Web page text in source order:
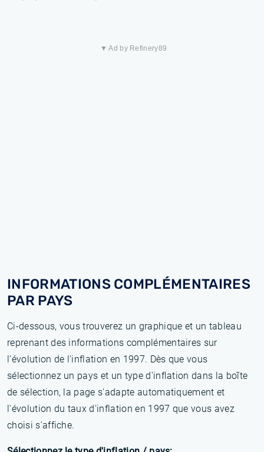
▼ Ad by Refinery89
INFORMATIONS COMPLÉMENTAIRES
PAR PAYS
Ci-dessous, vous trouverez un graphique et un tableau
reprenant des informations complémentaires sur
l’évolution de l'inflation en 1997. Dès que vous
sélectionnez un pays et un type d'inflation dans la boîte
de sélection, la page s'adapte automatiquement et
l'évolution du taux d'inflation en 1997 que vous avez
choisi s'affiche.